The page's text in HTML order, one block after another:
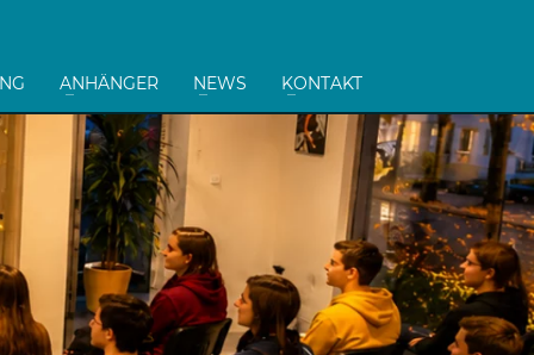
ANHÄNGER NEWS KONTAKT